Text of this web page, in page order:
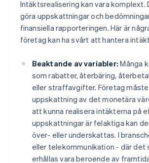
Intäktsrealisering kan vara
göra uppskattningar och
finansiella rapporteringen. Här är
företag kan ha svårt att hantera
Beaktande av variabler: Många
som rabatter, återbäring,
eller straffavgifter. Företag
uppskattning av det monetära
att kunna realisera intäkterna på
uppskattningar är felaktiga kan
över- eller underskattas. I
eller telekommunikation - där
erhållas vara beroende av